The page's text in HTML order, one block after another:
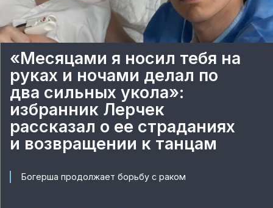
«Месяцами я носил тебя на
руках и ночами делал по
два сильных укола»:
избранник Лерчек
рассказал о ее страданиях
и возвращении к танцам
Богерша продолжает борьбу с раком